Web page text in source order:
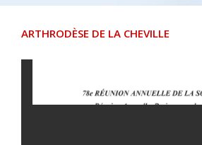
ARTHRODÈSE DE LA CHEVILLE